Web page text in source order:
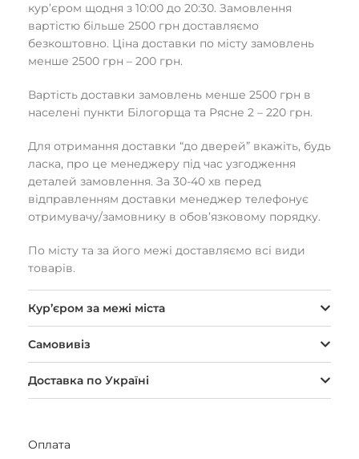
кур’єром щодня з 10:00 до 20:30. Замовлення
вартістю більше 2500 грн доставляємо
безкоштовно. Ціна доставки по місту замовлень
менше 2500 грн – 200 грн.
Вартість доставки замовлень менше 2500 грн в
населені пункти Білогорща та Рясне 2 – 220 грн.
Для отримання доставки “до дверей” вкажіть, будь
ласка, про це менеджеру під час узгодження
деталей замовлення. За 30-40 хв перед
відправленням доставки менеджер телефонує
отримувачу/замовнику в обов’язковому порядку.
По місту та за його межі доставляємо всі види
товарів.
Кур’єром за межі міста
Самовивіз
Доставка по Україні
Оплата